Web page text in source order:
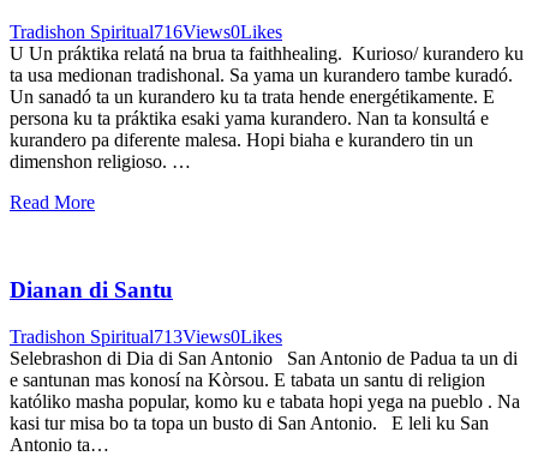
Tradishon Spiritual716Views0Likes
U Un práktika relatá na brua ta faithhealing. Kurioso/ kurandero ku
ta usa medionan tradishonal. Sa yama un kurandero tambe kuradó.
Un sanadó ta un kurandero ku ta trata hende energétikamente. E
persona ku ta práktika esaki yama kurandero. Nan ta konsultá e
kurandero pa diferente malesa. Hopi biaha e kurandero tin un
dimenshon religioso. …
Read More
Dianan di Santu
Tradishon Spiritual713Views0Likes
Selebrashon di Dia di San Antonio San Antonio de Padua ta un di
e santunan mas konosí na Kòrsou. E tabata un santu di religion
katóliko masha popular, komo ku e tabata hopi yega na pueblo . Na
kasi tur misa bo ta topa un busto di San Antonio. E leli ku San
Antonio ta…